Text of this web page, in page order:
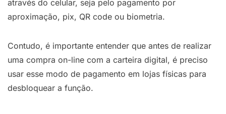
através do celular, seja pelo pagamento por
aproximação, pix, QR code ou biometria.
Contudo, é importante entender que antes de realizar
uma compra on-line com a carteira digital, é preciso
usar esse modo de pagamento em lojas físicas para
desbloquear a função.